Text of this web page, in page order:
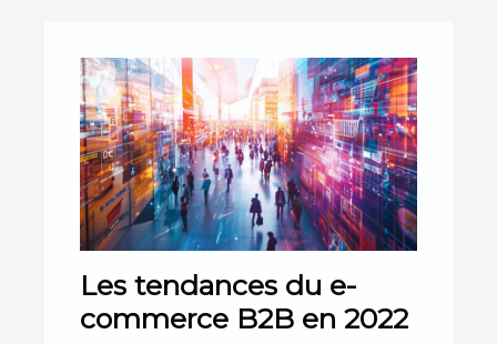
Les tendances du e-
commerce B2B en 2022